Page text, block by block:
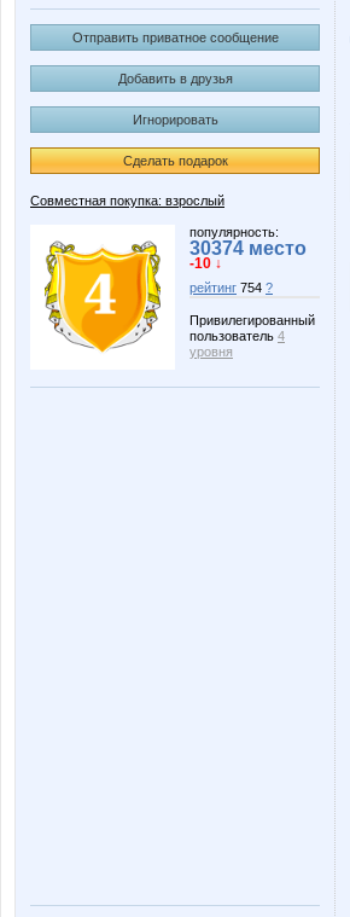
Отправить приватное сообщение
Добавить в друзья
Игнорировать
Сделать подарок
Совместная покупка: взрослый
популярность:
30374 место
-10 ↓
рейтинг 754 ?
Привилегированный
пользователь 4
уровня